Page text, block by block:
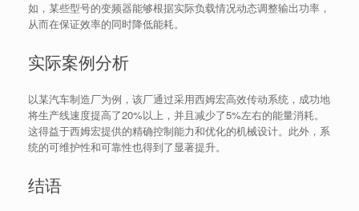
如，某些型号的变频器能够根据实际负载情况动态调整输出功率，
从而在保证效率的同时降低能耗。
实际案例分析
以某汽车制造厂为例，该厂通过采用西姆宏高效传动系统，成功地
将生产线速度提高了20%以上，并且减少了5%左右的能量消耗。
这得益于西姆宏提供的精确控制能力和优化的机械设计。此外，系
统的可维护性和可靠性也得到了显著提升。
结语